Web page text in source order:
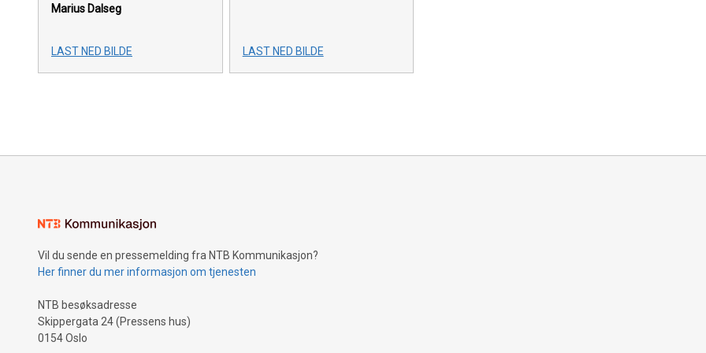
Marius Dalseg
LAST NED BILDE LAST NED BILDE
Vil du sende en pressemelding fra NTB Kommunikasjon?
Her finner du mer informasjon om tjenesten
NTB besøksadresse
Skippergata 24 (Pressens hus)
0154 Oslo